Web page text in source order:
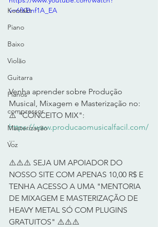
Kontakt
Piano
Baixo
Violão
Guitarra
Pianos
compressor
Masterização
Voz
v=6fKBnf1A_EA
Venha aprender sobre Produção
Musical, Mixagem e Masterização no:
⚠️ "CONCEITO MIX":
https://www.producaomusicalfacil.com/
...
⚠️⚠️⚠️ SEJA UM APOIADOR DO
NOSSO SITE COM APENAS 10,00 R$ E
TENHA ACESSO A UMA "MENTORIA
DE MIXAGEM E MASTERIZAÇÃO DE
HEAVY METAL SÓ COM PLUGINS
GRATUITOS" ⚠️⚠️⚠️